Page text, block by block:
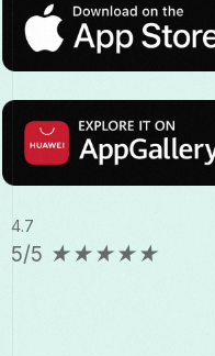
4.7
★
★
★
★
★
5/5